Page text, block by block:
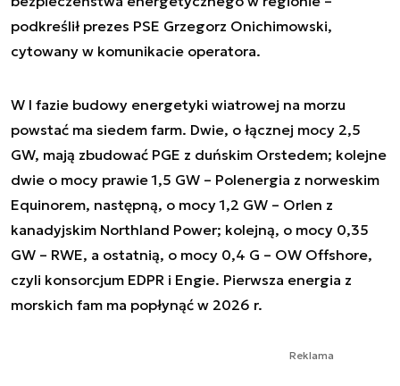
podkreślił prezes PSE Grzegorz Onichimowski,
cytowany w komunikacie operatora.
W I fazie budowy energetyki wiatrowej na morzu
powstać ma siedem farm. Dwie, o łącznej mocy 2,5
GW, mają zbudować PGE z duńskim Orstedem; kolejne
dwie o mocy prawie 1,5 GW – Polenergia z norweskim
Equinorem, następną, o mocy 1,2 GW – Orlen z
kanadyjskim Northland Power; kolejną, o mocy 0,35
GW – RWE, a ostatnią, o mocy 0,4 G – OW Offshore,
czyli konsorcjum EDPR i Engie. Pierwsza energia z
morskich fam ma popłynąć w 2026 r.
Reklama